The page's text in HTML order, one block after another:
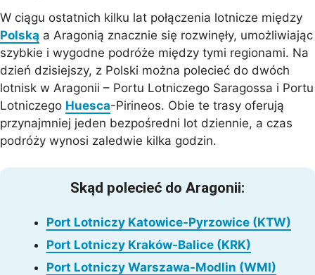
W ciągu ostatnich kilku lat połączenia lotnicze między
Polską a Aragonią znacznie się rozwinęły, umożliwiając
szybkie i wygodne podróże między tymi regionami. Na
dzień dzisiejszy, z Polski można polecieć do dwóch
lotnisk w Aragonii – Portu Lotniczego Saragossa i Portu
Lotniczego Huesca-Pirineos. Obie te trasy oferują
przynajmniej jeden bezpośredni lot dziennie, a czas
podróży wynosi zaledwie kilka godzin.
Skąd polecieć do Aragonii:
Port Lotniczy Katowice-Pyrzowice (KTW)
Port Lotniczy Kraków-Balice (KRK)
Port Lotniczy Warszawa-Modlin (WMI)